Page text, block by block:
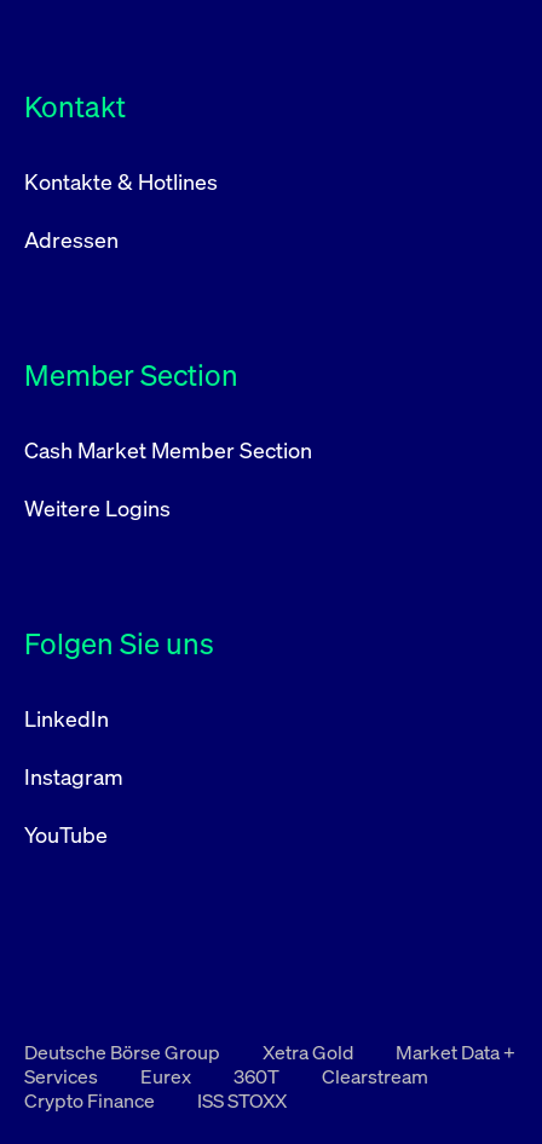
Kontakt
Kontakte & Hotlines
Adressen
Member Section
Cash Market Member Section
Weitere Logins
Folgen Sie uns
LinkedIn
Instagram
YouTube
Deutsche Börse Group Xetra Gold
Market Data +
Services
Eurex 360T
Clearstream
Crypto Finance
ISS STOXX